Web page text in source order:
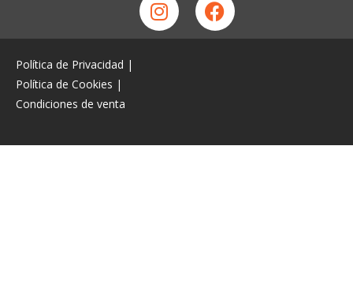
Política de Privacidad |
Política de Cookies |
Condiciones de venta